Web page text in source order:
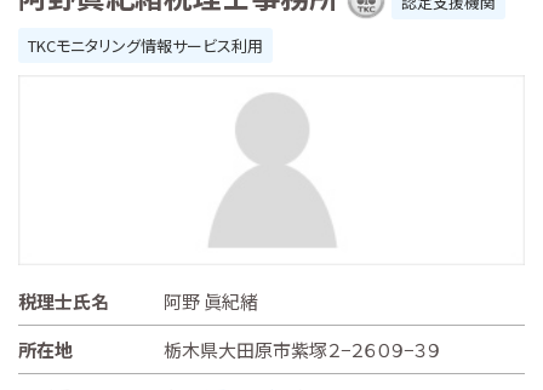
TKCモニタリング情報サービス利用
税理士氏名
阿野 眞紀緒
所在地
栃木県大田原市紫塚２−２６０９−３９